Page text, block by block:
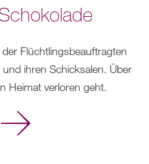
Flüchtlingsbeauftragten
ihren Schicksalen. Über
Heimat verloren geht.